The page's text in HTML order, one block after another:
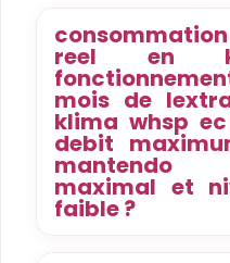
reel en
mois de
klima whsp
debit
mantendo
maximal et
faible ?